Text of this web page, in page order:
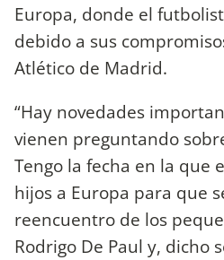
Europa, donde el
debido a sus
Atlético de Madrid.
“Hay novedades
vienen preguntando
Tengo la fecha en la que
hijos a Europa para que
reencuentro de los
Rodrigo De Paul y, dicho